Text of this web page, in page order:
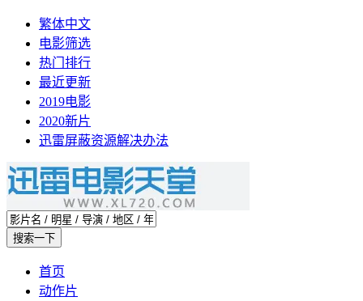
繁体中文
电影筛选
热门排行
最近更新
2019电影
2020新片
迅雷屏蔽资源解决办法
首页
动作片